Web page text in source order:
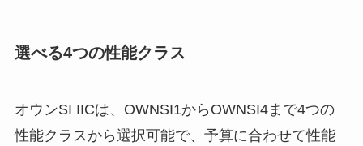
選べる4つの性能クラス
オウンSI IICは、OWNSI1からOWNSI4まで4つの
性能クラスから選択可能で、予算に合わせて性能